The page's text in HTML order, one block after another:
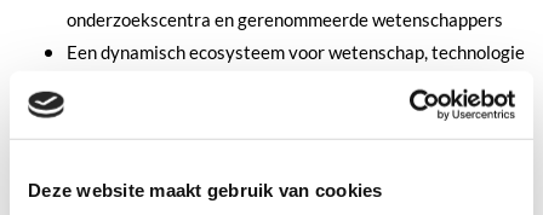
Deze website maakt gebruik van cookies
onderzoekscentra en gerenommeerde wetenschappers
Een dynamisch ecosysteem voor wetenschap, technologie
Wereldberoemde medische instellingen, perfect voor
Zakelijk centrum & economisch hart